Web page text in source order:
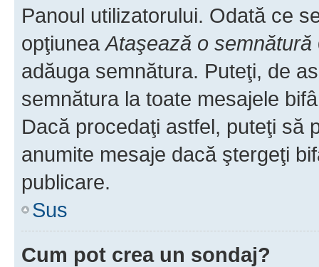
Panoul utilizatorului. Odată ce
opţiuneaAtaşează o semnătură
adăuga semnătura. Puteţi, de
semnătura la toate mesajele
Dacă procedaţi astfel, puteţi să
anumite mesaje dacă ştergeţi
publicare.
Sus
Cum pot crea un sondaj?